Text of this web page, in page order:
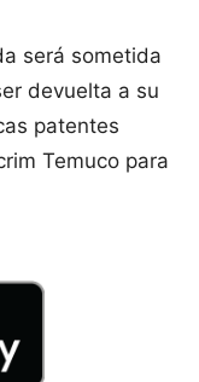
será sometida
devuelta a su
patentes
Temuco para